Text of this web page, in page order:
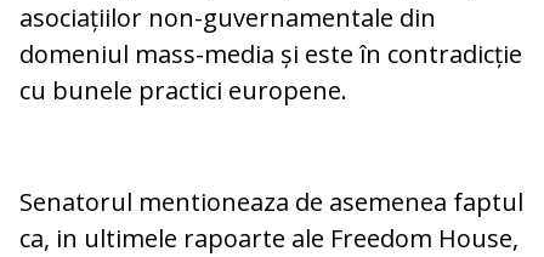
asociațiilor non-guvernamentale din
domeniul mass-media și este în contradicție
cu bunele practici europene.
Senatorul mentioneaza de asemenea faptul
ca, in ultimele rapoarte ale Freedom House,